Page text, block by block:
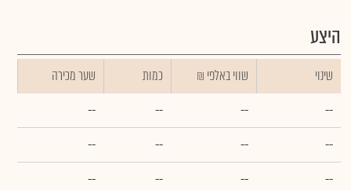
היצע
שינוי ₪ שווי באלפי כמות
שער מכירה
--
--
--
--
--
--
--
--
--
--
--
--